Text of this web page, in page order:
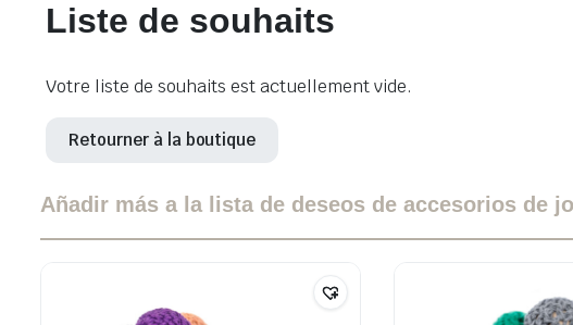
Liste de souhaits
Votre liste de souhaits est actuellement vide.
Retourner à la boutique
Añadir más a la lista de deseos de accesorios de